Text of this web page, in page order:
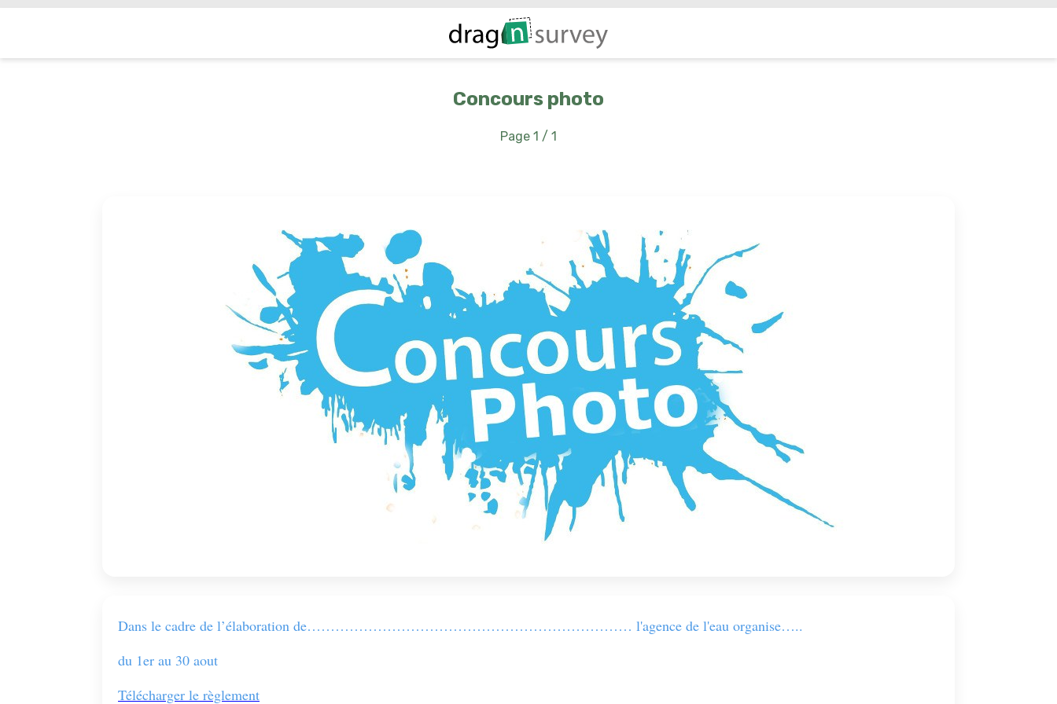
Concours photo
Page 1 / 1
Dans le cadre de l’élaboration de…………………………………………………………… l'agence de l'eau organise…..
du 1er au 30 aout
Télécharger le règlement